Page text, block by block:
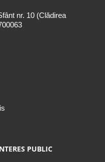
nr. 10 (Clădirea
PUBLIC